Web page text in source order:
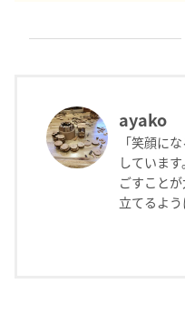
ayako
「笑顔に
していま
ごすこと
立てるよう